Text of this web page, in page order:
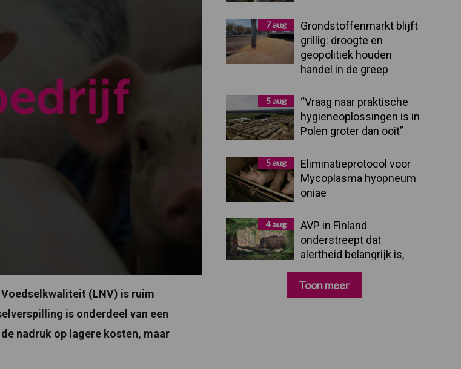
(LNV) is ruim
is onderdeel van een
nadruk op lagere kosten, maar
7 aug
Grondstoffenmarkt blijft
grillig: droogte en
geopolitiek houden
handel in de greep
5 aug
“Vraag naar praktische
hygieneoplossingen is in
Polen groter dan ooit”
5 aug
Eliminatieprotocol voor
Mycoplasma hyopneum
oniae
4 aug
AVP in Finland
onderstreept dat
alertheid belangrijk is,
Toon meer